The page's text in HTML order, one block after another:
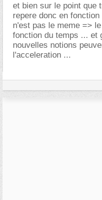
et bien sur le point que
repere donc en
n'est pas le meme =>
fonction du temps ... et
nouvelles notions
l'acceleration ...